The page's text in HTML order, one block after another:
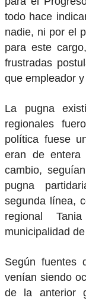
todo hace
nadie, ni por el
para este
frustradas
que empleador
La pugna
regionales
política fuese
eran de entera
cambio,
pugna
segunda línea,
regional
municipalidad
Según fuentes
venían siendo
de la anterior